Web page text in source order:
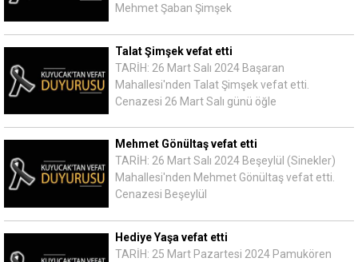
Mehmet Şaban Şimşek
Talat Şimşek vefat etti
TARİH: 26 Mart Salı 2024 Başaran
Mahallesi'nden Talat Şimşek vefat etti.
Cenazesi 26 Mart Salı günü öğle
Mehmet Gönültaş vefat etti
TARİH: 26 Mart Salı 2024 Beşeylül (Sinekler)
Mahallesi'nden Mehmet Gönültaş vefat etti.
Cenazesi Beşeylül
Hediye Yaşa vefat etti
TARİH: 25 Mart Pazartesi 2024 Pamukören